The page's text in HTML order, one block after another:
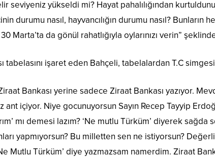
yükseldi mi? Hayat pahalılığından
durumu nasıl, hayvancılığın durumu nasıl? Bunların
Marta’ta da gönül rahatlığıyla oylarınızı verin”
tabelasını işaret eden Bahçeli, tabelalardan T.C
Bankası yerine sadece Ziraat Bankası yazıyor.
içiyor. Niye gocunuyorsun Sayın Recep Tayyip
mı demesi lazım? ‘Ne mutlu Türküm’ diyerek
yapmıyorsun? Bu milletten sen ne istiyorsun?
Mutlu Türküm’ diye yazmazsam namerdim. Ziraat